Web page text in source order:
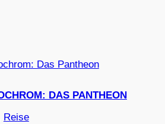
DAS PANTHEON
Reise